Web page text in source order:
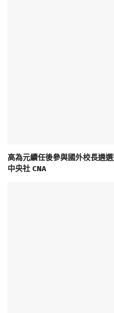
高為元續任後參與國外校長遴
中央社 CNA